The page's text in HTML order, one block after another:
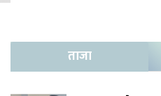
ताजा